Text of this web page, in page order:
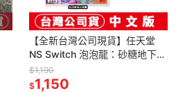
【全新台灣公司現貨】任天堂
NS Switch 泡泡龍：砂糖地下迷
宮-中文版●贈巴比手機支架
$1,190
$1,150